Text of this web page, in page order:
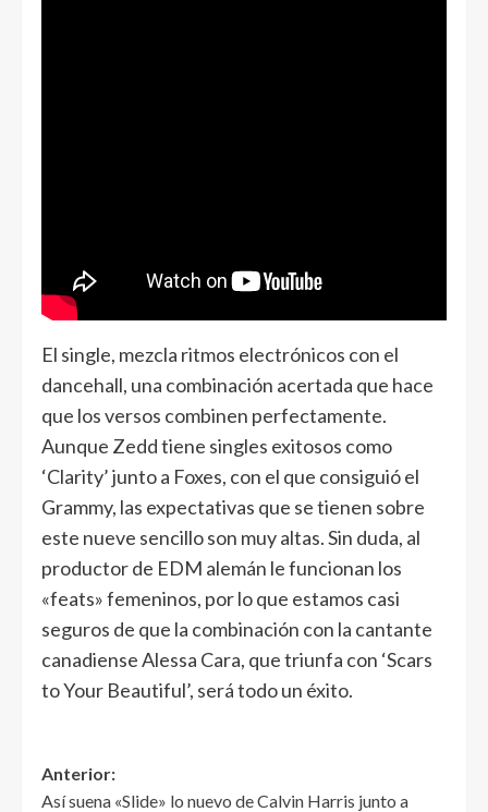
El single, mezcla ritmos electrónicos con el
dancehall, una combinación acertada que hace
que los versos combinen perfectamente.
Aunque Zedd tiene singles exitosos como
‘Clarity’ junto a Foxes, con el que consiguió el
Grammy, las expectativas que se tienen sobre
este nueve sencillo son muy altas. Sin duda, al
productor de EDM alemán le funcionan los
«feats» femeninos, por lo que estamos casi
seguros de que la combinación con la cantante
canadiense Alessa Cara, que triunfa con ‘Scars
to Your Beautiful’, será todo un éxito.
Anterior:
Así suena «Slide» lo nuevo de Calvin Harris junto a